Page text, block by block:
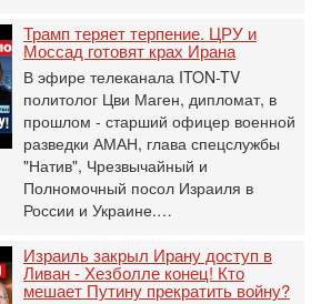
Трамп теряет терпение. ЦРУ и
Моссад готовят крах Ирана
В эфире телеканала ITON-TV
политолог Цви Маген, дипломат, в
прошлом - старший офицер военной
разведки АМАН, глава спецслужбы
"Натив", ‎Чрезвычайный и
Полномочный посол Израиля в
России и Украине.…
Израиль закрыл Ирану доступ в
Ливан - Хезболле конец! Кто
мешает Путину прекратить войну?